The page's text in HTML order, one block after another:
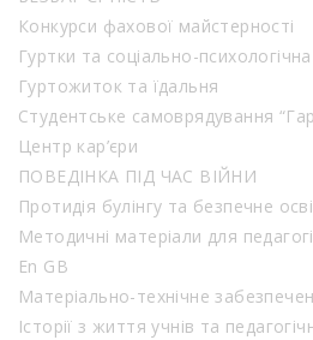
Конкурси фахової майстерності
Гуртки та соціально-
Гуртожиток та їдальня
Студентське самоврядування
Центр кар’єри
ПОВЕДІНКА ПІД ЧАС ВІЙНИ
Протидія булінгу та безпечне
Методичні матеріали для
En GB
Матеріально-технічне
Історії з життя учнів та